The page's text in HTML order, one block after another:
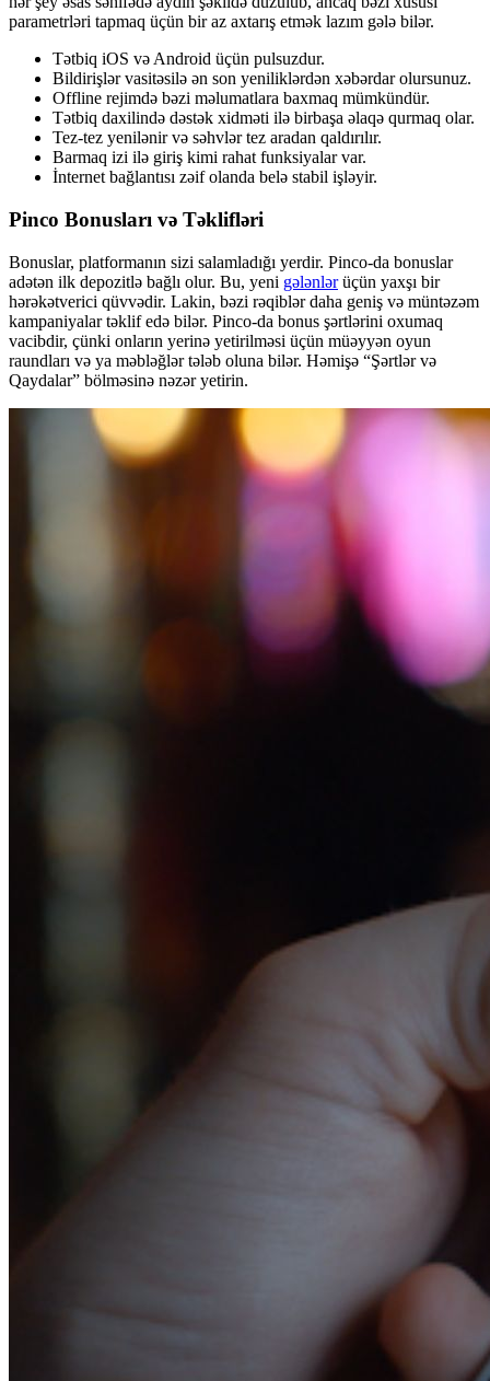
parametrləri tapmaq üçün bir az axtarış etmək lazım gələ bilər.
Tətbiq iOS və Android üçün pulsuzdur.
Bildirişlər vasitəsilə ən son yeniliklərdən xəbərdar olursunuz.
Offline rejimdə bəzi məlumatlara baxmaq mümkündür.
Tətbiq daxilində dəstək xidməti ilə birbaşa əlaqə qurmaq olar.
Tez-tez yenilənir və səhvlər tez aradan qaldırılır.
Barmaq izi ilə giriş kimi rahat funksiyalar var.
İnternet bağlantısı zəif olanda belə stabil işləyir.
Pinco Bonusları və Təklifləri
Bonuslar, platformanın sizi salamladığı yerdir. Pinco-da bonuslar
adətən ilk depozitlə bağlı olur. Bu, yeni gələnlərüçün yaxşı bir
hərəkətverici qüvvədir. Lakin, bəzi rəqiblər daha geniş və müntəzəm
kampaniyalar təklif edə bilər. Pinco-da bonus şərtlərini oxumaq
vacibdir, çünki onların yerinə yetirilməsi üçün müəyyən oyun
raundları və ya məbləğlər tələb oluna bilər. Həmişə “Şərtlər və
Qaydalar” bölməsinə nəzər yetirin.